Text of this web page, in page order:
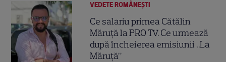
VEDETE ROMÂNEŞTI
Ce salariu primea Cătălin
Măruță la PRO TV. Ce urmează
după încheierea emisiunii „La
Măruță”